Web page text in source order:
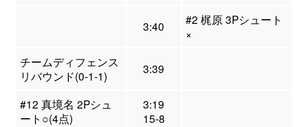
3:40
#2 梶原 3Pシュート
×
チームディフェンス
リバウンド(0-1-1)
3:39
#12 真境名 2Pシュ
ート○(4点)
3:19
15-8